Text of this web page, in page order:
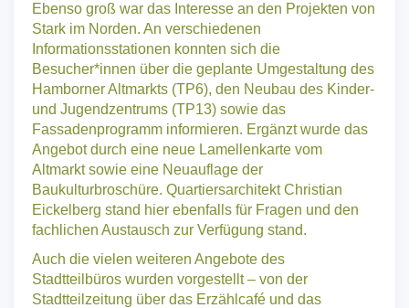
Ebenso groß war das Interesse an den Projekten von
Stark im Norden. An verschiedenen
Informationsstationen konnten sich die
Besucher*innen über die geplante Umgestaltung des
Hamborner Altmarkts (TP6), den Neubau des Kinder-
und Jugendzentrums (TP13) sowie das
Fassadenprogramm informieren. Ergänzt wurde das
Angebot durch eine neue Lamellenkarte vom
Altmarkt sowie eine Neuauflage der
Baukulturbroschüre. Quartiersarchitekt Christian
Eickelberg stand hier ebenfalls für Fragen und den
fachlichen Austausch zur Verfügung stand.
Auch die vielen weiteren Angebote des
Stadtteilbüros wurden vorgestellt – von der
Stadtteilzeitung über das Erzählcafé und das